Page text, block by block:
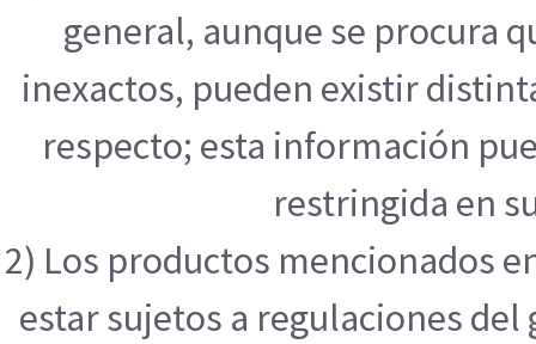
general, aunque se procura
inexactos, pueden existir
respecto; esta información
restringida en
2) Los productos mencionados
estar sujetos a regulaciones